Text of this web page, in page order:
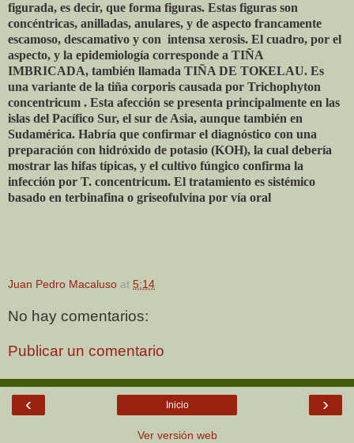
figurada, es decir, que forma figuras. Estas figuras son
concéntricas, anilladas, anulares, y de aspecto francamente
escamoso, descamativo y con intensa xerosis. El cuadro, por el
aspecto, y la epidemiología corresponde a TIÑA
IMBRICADA, también llamada TIÑA DE TOKELAU. Es
una variante de la tiña corporis causada por Trichophyton
concentricum . Esta afección se presenta principalmente en las
islas del Pacífico Sur, el sur de Asia, aunque también en
Sudamérica. Habría que confirmar el diagnóstico con una
preparación con hidróxido de potasio (KOH), la cual debería
mostrar las hifas típicas, y el cultivo fúngico confirma la
infección por T. concentricum. El tratamiento es sistémico
basado en terbinafina o griseofulvina por vía oral
Juan Pedro Macaluso at 5:14
No hay comentarios:
Publicar un comentario
‹ ›
Inicio
Ver versión web